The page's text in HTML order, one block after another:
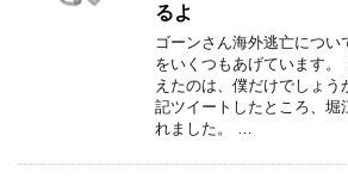
るよ
ゴーンさん海外逃亡につ
をいくつもあげています。
えたのは、僕だけでしょ
記ツイートしたところ、堀
れました。 …